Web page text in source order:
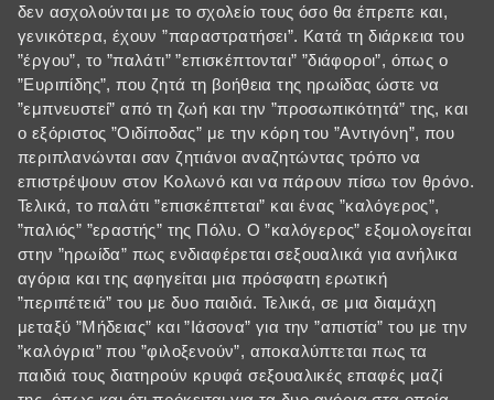
δεν ασχολούνται με το σχολείο τους όσο θα έπρεπε και,
γενικότερα, έχουν ”παραστρατήσει”. Κατά τη διάρκεια του
”έργου”, το ”παλάτι” ”επισκέπτονται” ”διάφοροι”, όπως ο
”Ευριπίδης”, που ζητά τη βοήθεια της ηρωίδας ώστε να
”εμπνευστεί” από τη ζωή και την ”προσωπικότητά” της, και
ο εξόριστος ”Οιδίποδας” με την κόρη του ”Αντιγόνη”, που
περιπλανώνται σαν ζητιάνοι αναζητώντας τρόπο να
επιστρέψουν στον Κολωνό και να πάρουν πίσω τον θρόνο.
Τελικά, το παλάτι ”επισκέπτεται” και ένας ”καλόγερος”,
”παλιός” ”εραστής” της Πόλυ. Ο ”καλόγερος” εξομολογείται
στην ”ηρωίδα” πως ενδιαφέρεται σεξουαλικά για ανήλικα
αγόρια και της αφηγείται μια πρόσφατη ερωτική
”περιπέτειά” του με δυο παιδιά. Τελικά, σε μια διαμάχη
μεταξύ ”Μήδειας” και ”Ιάσονα” για την ”απιστία” του με την
”καλόγρια” που ”φιλοξενούν”, αποκαλύπτεται πως τα
παιδιά τους διατηρούν κρυφά σεξουαλικές επαφές μαζί